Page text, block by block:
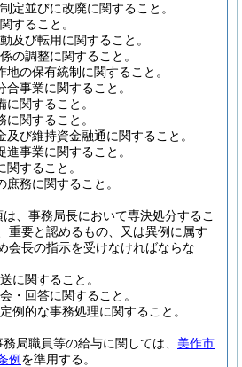
定並びに改廃に関すること。
すること。
及び転用に関すること。
の調整に関すること。
地の保有統制に関すること。
合事業に関すること。
関すること。
関すること。
及び維持資金融通に関すること。
進事業に関すること。
すること。
庶務に関すること。
、事務局長において専決処分するこ
重要と認めるもの、又は異例に属す
会長の指示を受けなければならな
に関すること。
・回答に関すること。
例的な事務処理に関すること。
局職員等の給与に関しては、 美作市
例 を準用する。